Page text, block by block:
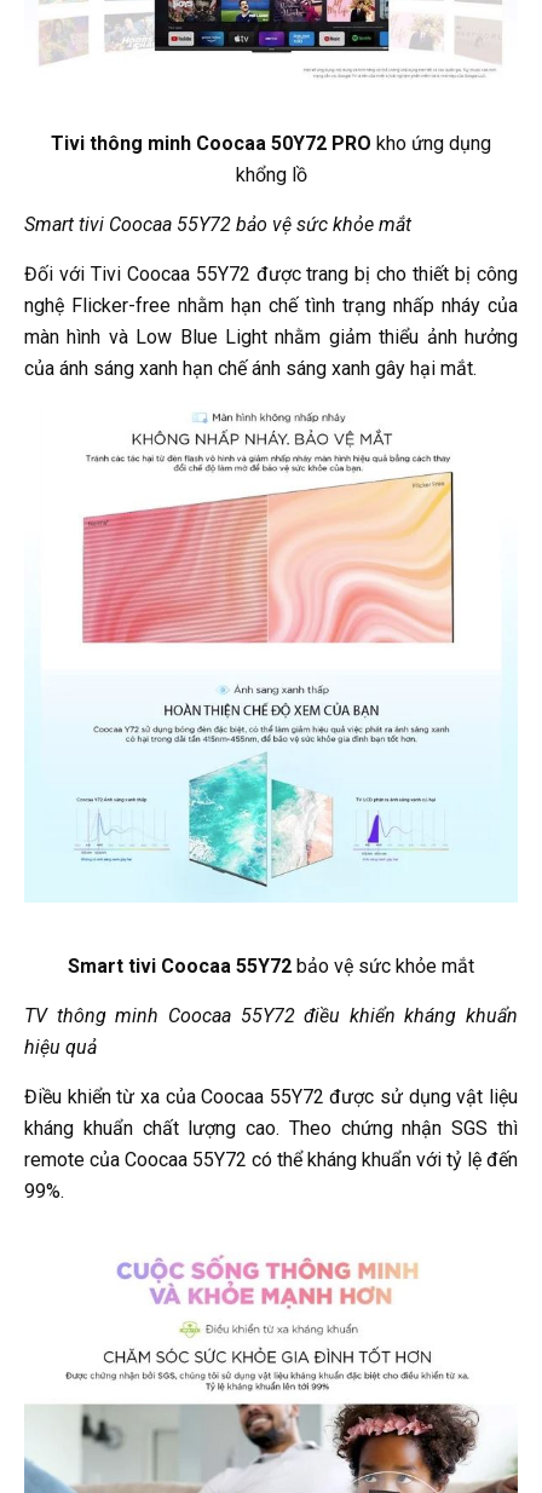
Tivi thông minh Coocaa 50Y72 PRO kho ứng dụng
khổng lồ
Smart tivi Coocaa 55Y72 bảo vệ sức khỏe mắt
Đối với Tivi Coocaa 55Y72 được trang bị cho thiết bị công
nghệ Flicker-free nhằm hạn chế tình trạng nhấp nháy của
màn hình và Low Blue Light nhằm giảm thiểu ảnh hưởng
của ánh sáng xanh hạn chế ánh sáng xanh gây hại mắt.
Smart tivi Coocaa 55Y72 bảo vệ sức khỏe mắt
TV thông minh Coocaa 55Y72 điều khiển kháng khuẩn
hiệu quả
Điều khiển từ xa của Coocaa 55Y72 được sử dụng vật liệu
kháng khuẩn chất lượng cao. Theo chứng nhận SGS thì
remote của Coocaa 55Y72 có thể kháng khuẩn với tỷ lệ đến
99%.